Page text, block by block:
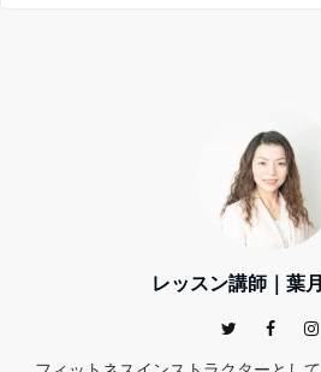
レッスン講師｜葉